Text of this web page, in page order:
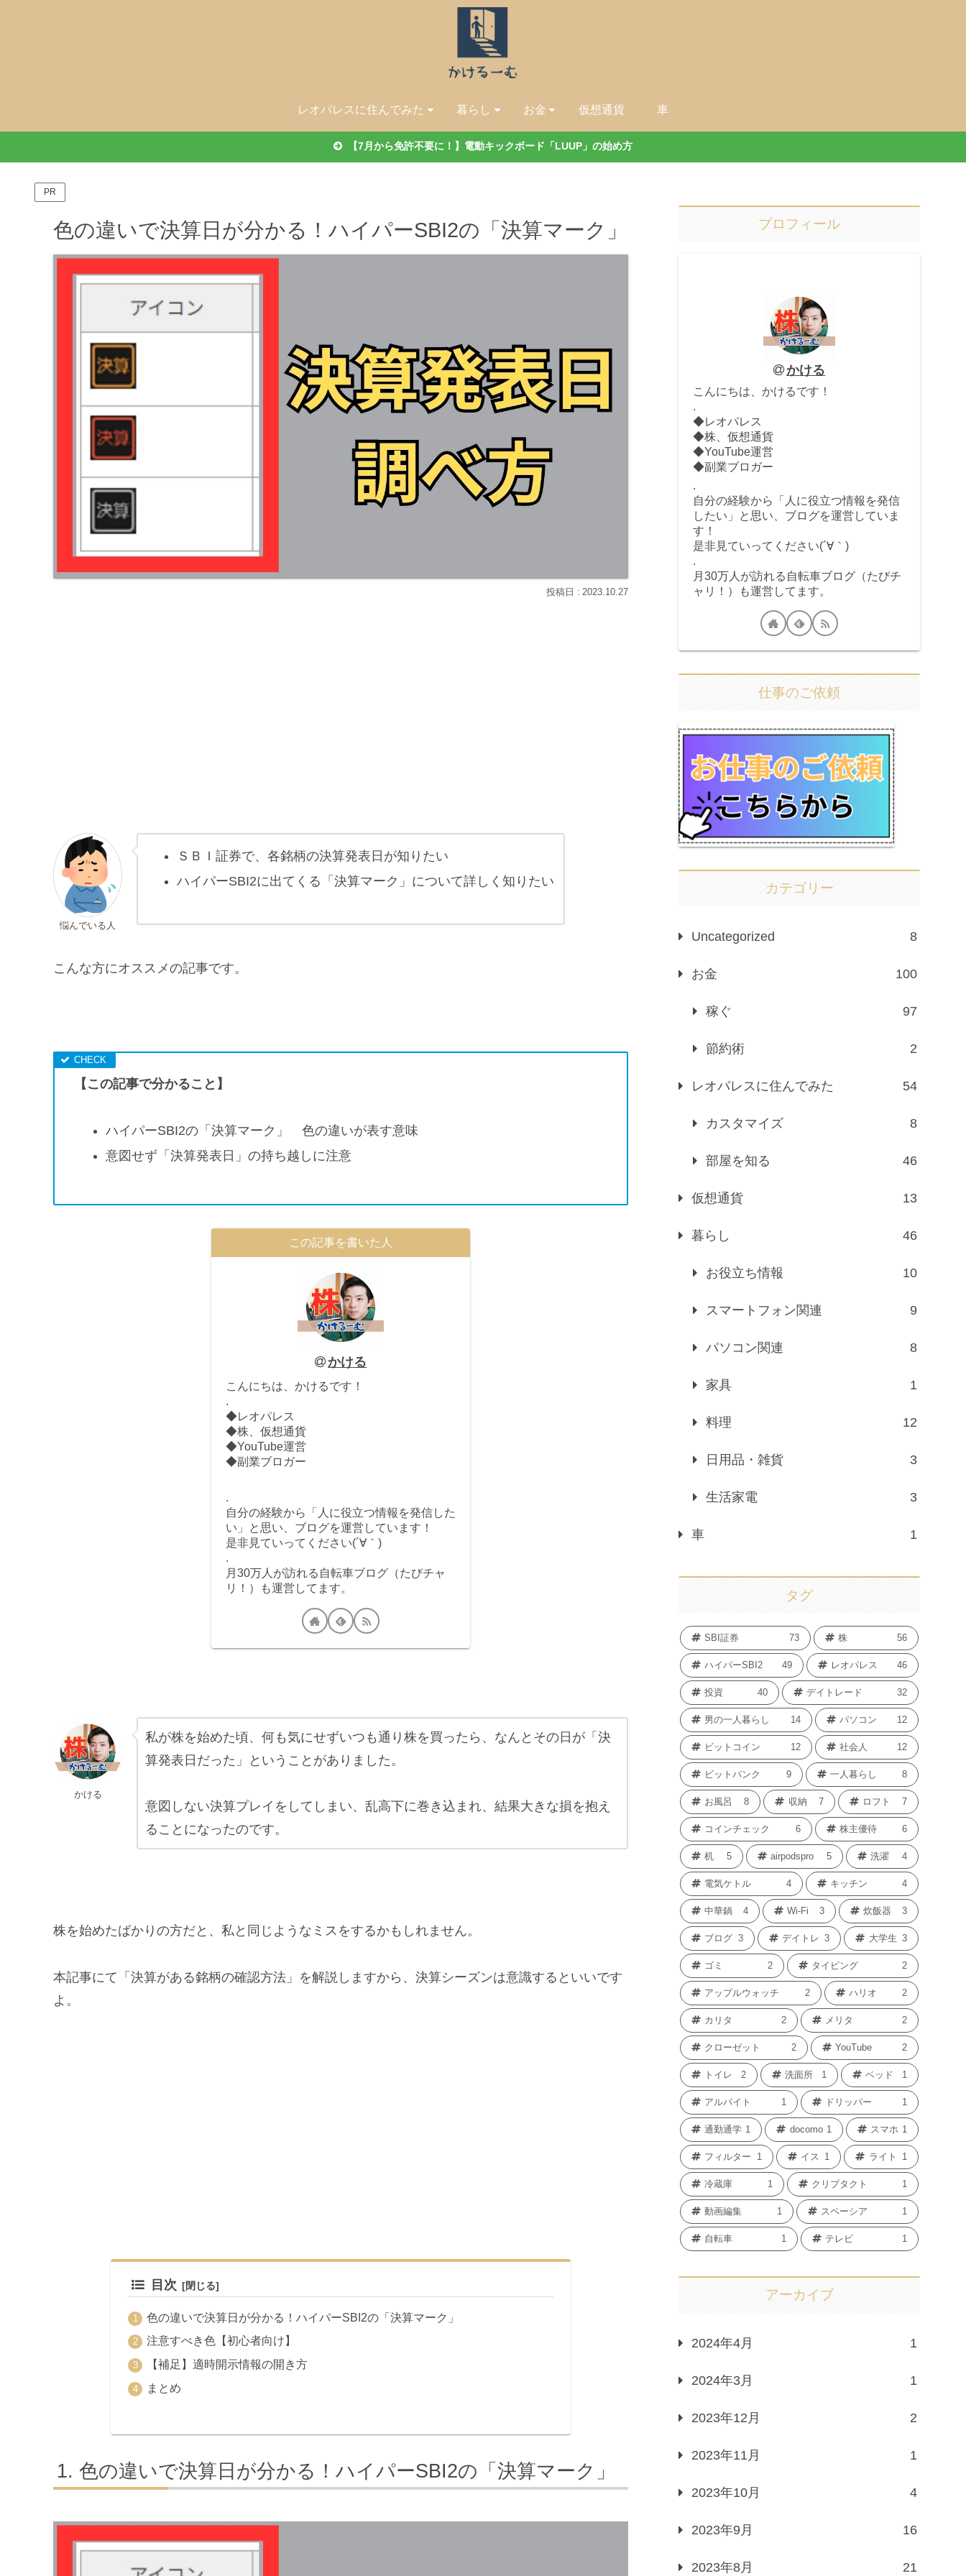
レオパレスに住んでみた 暮らし お金 仮想通貨 車
【7月から免許不要に！】電動キックボード「LUUP」の始め方
PR
色の違いで決算日が分かる！ハイパーSBI2の「決算マーク」
2023.10.27
悩んでいる人
ＳＢＩ証券で、各銘柄の決算発表日が知りたい
ハイパーSBI2に出てくる「決算マーク」について詳しく知りたい
こんな方にオススメの記事です。
【この記事で分かること】
ハイパーSBI2の「決算マーク」 色の違いが表す意味
意図せず「決算発表日」の持ち越しに注意
この記事を書いた人
かける
こんにちは、かけるです！
.
◆レオパレス
◆株、仮想通貨
◆YouTube運営
◆副業ブロガー
.
自分の経験から「人に役立つ情報を発信した
い」と思い、ブログを運営しています！
是非見ていってください(´∀｀)
.
月30万人が訪れる自転車ブログ（たびチャ
リ！）も運営してます。
かける
私が株を始めた頃、何も気にせずいつも通り株を買ったら、なんとその日が「決
算発表日だった」ということがありました。
意図しない決算プレイをしてしまい、乱高下に巻き込まれ、結果大きな損を抱え
ることになったのです。
株を始めたばかりの方だと、私と同じようなミスをするかもしれません。
本記事にて「決算がある銘柄の確認方法」を解説しますから、決算シーズンは意識するといいです
よ。
目次
色の違いで決算日が分かる！ハイパーSBI2の「決算マーク」
注意すべき色【初心者向け】
【補足】適時開示情報の開き方
まとめ
色の違いで決算日が分かる！ハイパーSBI2の「決算マーク」
プロフィール
かける
こんにちは、かけるです！
.
◆レオパレス
◆株、仮想通貨
◆YouTube運営
◆副業ブロガー
.
自分の経験から「人に役立つ情報を発信
したい」と思い、ブログを運営していま
す！
是非見ていってください(´∀｀)
.
月30万人が訪れる自転車ブログ（たびチ
ャリ！）も運営してます。
仕事のご依頼
カテゴリー
Uncategorized 8
お金 100
稼ぐ 97
節約術 2
レオパレスに住んでみた 54
カスタマイズ 8
部屋を知る 46
仮想通貨 13
暮らし 46
お役立ち情報 10
スマートフォン関連 9
パソコン関連 8
家具 1
料理 12
日用品・雑貨 3
生活家電 3
車 1
タグ
SBI証券 73 株 56
ハイパーSBI2 49 レオパレス 46
投資 40 デイトレード 32
男の一人暮らし 14 パソコン 12
ビットコイン 12 社会人 12
ビットバンク 9 一人暮らし 8
お風呂 8 収納 7 ロフト 7
コインチェック 6 株主優待 6
机 5 airpodspro 5 洗濯 4
電気ケトル 4 キッチン 4
中華鍋 4 Wi-Fi 3 炊飯器 3
ブログ 3 デイトレ 3 大学生 3
ゴミ 2 タイピング 2
アップルウォッチ 2 ハリオ 2
カリタ 2 メリタ 2
クローゼット 2 YouTube 2
トイレ 2 洗面所 1 ベッド 1
アルバイト 1 ドリッパー 1
通勤通学 1 docomo 1 スマホ 1
フィルター 1 イス 1 ライト 1
冷蔵庫 1 クリプタクト 1
動画編集 1 スペーシア 1
自転車 1 テレビ 1
アーカイブ
2024年4月 1
2024年3月 1
2023年12月 2
2023年11月 1
2023年10月 4
2023年9月 16
2023年8月 21